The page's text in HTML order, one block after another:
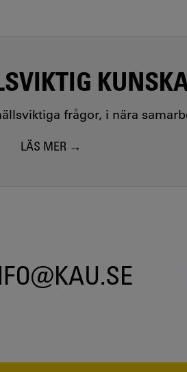
frågor, i nära
LÄS MER